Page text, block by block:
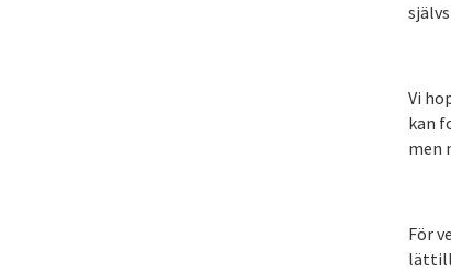
Vi
kan
men
För